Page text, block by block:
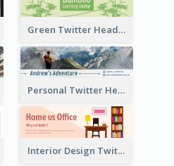
Green Twitter Header With Bamboo Decoration
Personal Twitter Header Of Hiker
Interior Design Twitter Header In Warm Colour Tone